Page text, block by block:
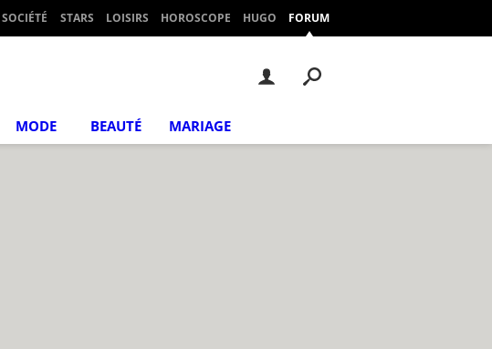
SOCIÉTÉ STARS LOISIRS HOROSCOPE HUGO FORUM
MODE BEAUTÉ MARIAGE